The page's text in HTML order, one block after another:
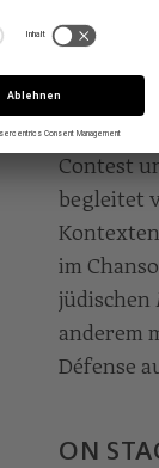
1986
Contest
begleitet
im
jüdischen
anderem
Défense
ON